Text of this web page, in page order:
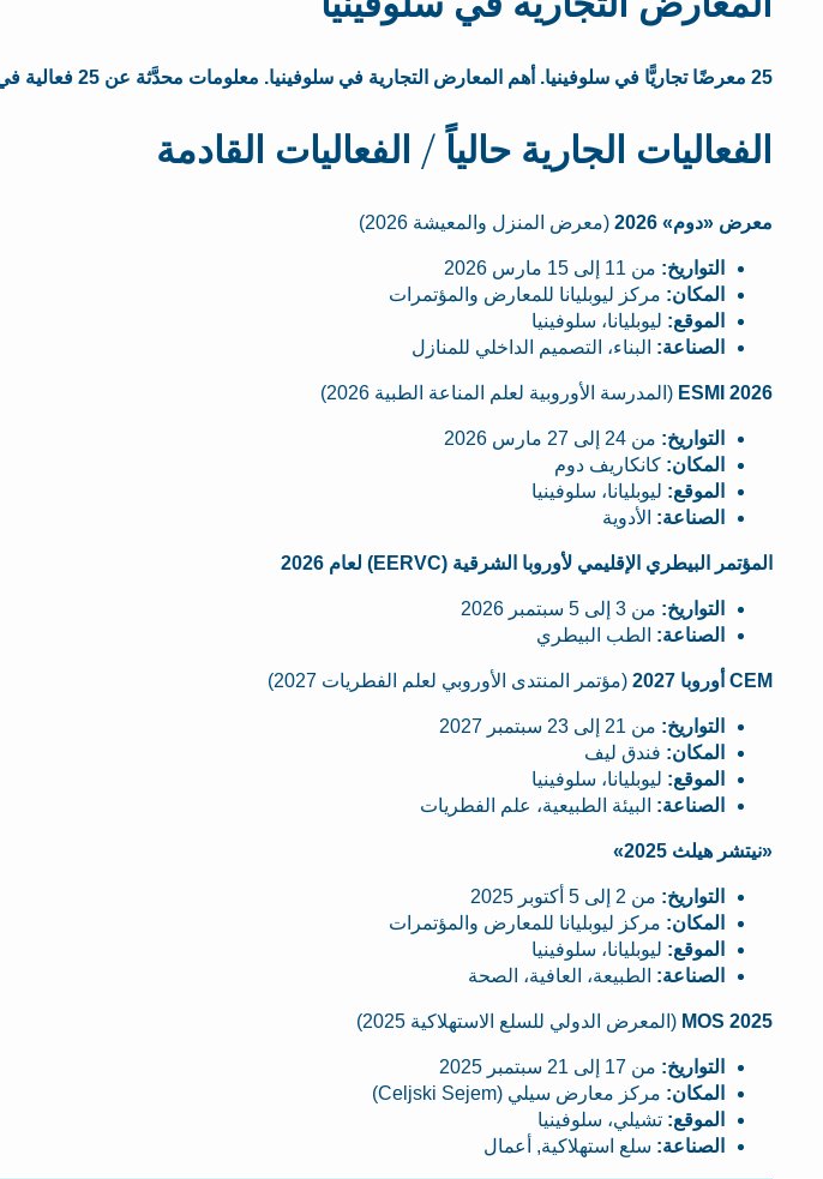
25 معرضًا تجاريًّا في سلوفينيا. أهم المعارض التجارية في سلوفينيا. معلومات محدَّثة عن 25 فعالية في سلوفينيا.
الفعاليات الجارية حالياً / الفعاليات القادمة
معرض «دوم» 2026 (معرض المنزل والمعيشة 2026)
التواريخ: من 11 إلى 15 مارس 2026
المكان: مركز ليوبليانا للمعارض والمؤتمرات
الموقع: ليوبليانا، سلوفينيا
الصناعة: البناء، التصميم الداخلي للمنازل
ESMI 2026 (المدرسة الأوروبية لعلم المناعة الطبية 2026)
التواريخ: من 24 إلى 27 مارس 2026
المكان: كانكاريف دوم
الموقع: ليوبليانا، سلوفينيا
الصناعة: الأدوية
المؤتمر البيطري الإقليمي لأوروبا الشرقية (EERVC) لعام 2026
التواريخ: من 3 إلى 5 سبتمبر 2026
الصناعة: الطب البيطري
CEM أوروبا 2027 (مؤتمر المنتدى الأوروبي لعلم الفطريات 2027)
التواريخ: من 21 إلى 23 سبتمبر 2027
المكان: فندق ليف
الموقع: ليوبليانا، سلوفينيا
الصناعة: البيئة الطبيعية، علم الفطريات
«نيتشر هيلث 2025»
التواريخ: من 2 إلى 5 أكتوبر 2025
المكان: مركز ليوبليانا للمعارض والمؤتمرات
الموقع: ليوبليانا، سلوفينيا
الصناعة: الطبيعة، العافية، الصحة
MOS 2025 (المعرض الدولي للسلع الاستهلاكية 2025)
التواريخ: من 17 إلى 21 سبتمبر 2025
المكان: مركز معارض سيلي (Celjski Sejem)
الموقع: تشيلي، سلوفينيا
الصناعة: سلع استهلاكية, أعمال